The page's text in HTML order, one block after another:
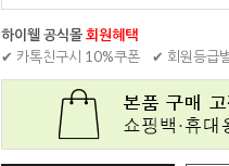
하이웰 공식몰회원혜택
✔ 카톡친구시 10%쿠폰
✔ 회원등급